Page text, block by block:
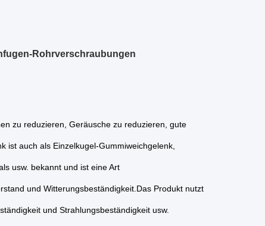
Rohrverschraubungen
zu reduzieren, Geräusche zu reduzieren, gute
ist auch als Einzelkugel-Gummiweichgelenk,
usw. bekannt und ist eine Art
und Witterungsbeständigkeit.Das Produkt nutzt
und Strahlungsbeständigkeit usw.